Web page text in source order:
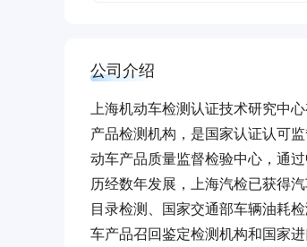
公司介绍
上海机动车检测认证技术研究中
产品检测机构，是国家认证认可
动车产品质量监督检验中心，通
历经数年发展，上海汽检已获得
目录检测、国家交通部车辆油耗
车产品召回鉴定检测机构和国家